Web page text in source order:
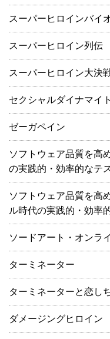
スーパーヒロインバイ
スーパーヒロイン列伝
スーパーヒロイン大決
セクシャルダイナマイ
ゼーガペイン
ソフトウェア品質を高
の実践的・効率的なテ
ソフトウェア品質を高
ル時代の実践的・効率
ソードアート・オンラ
ターミネーター
ターミネーターと恋し
ダメージングヒロイン